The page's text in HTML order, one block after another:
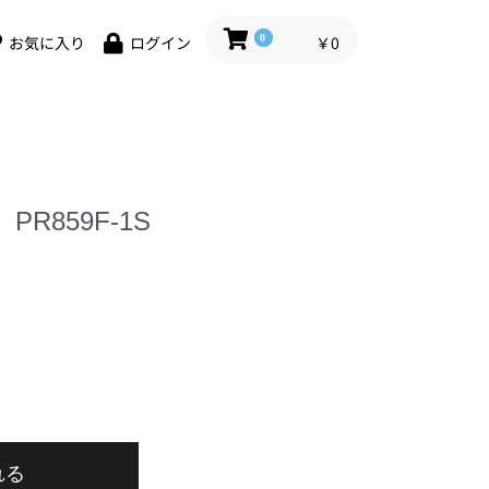
お気に入り ログイン 0 ￥0
1S
る